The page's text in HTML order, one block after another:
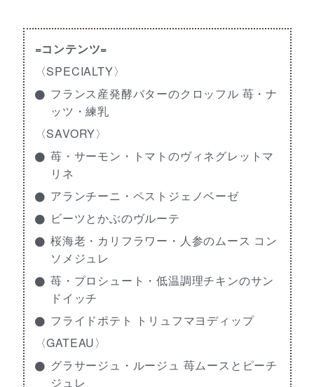
=コンテンツ=
〈SPECIALTY〉
フランス産発酵バターのクロッフル 苺・ナ
ッツ・練乳
〈SAVORY〉
苺・サーモン・トマトのヴィネグレットマ
リネ
アランチーニ・ペストジェノベーゼ
ビーツとかぶのヴルーテ
桜海老・カリフラワー・人参のムース コン
ソメジュレ
苺・プロシュート・低温調理チキンのサン
ドイッチ
フライドポテト トリュフマヨディップ
〈GATEAU〉
グラサージュ・ルージュ 苺ムースとピーチ
ジュレ